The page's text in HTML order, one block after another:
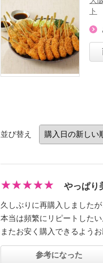
ト
並び替え
やっぱり
久しぶりに再購入しました
本当は頻繁にリピートした
またお安く購入できるようお
参考になった